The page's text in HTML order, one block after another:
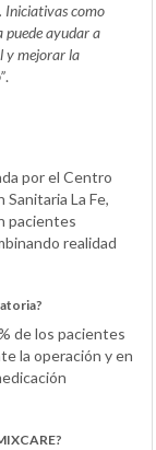
Iniciativas como
puede ayudar a
y mejorar la
.
por el Centro
La Fe,
pacientes
realidad
de los pacientes
la operación y en